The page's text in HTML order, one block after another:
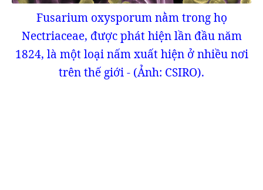
Fusarium oxysporum nằm trong họ
Nectriaceae, được phát hiện lần đầu năm
1824, là một loại nấm xuất hiện ở nhiều nơi
trên thế giới - (Ảnh: CSIRO).